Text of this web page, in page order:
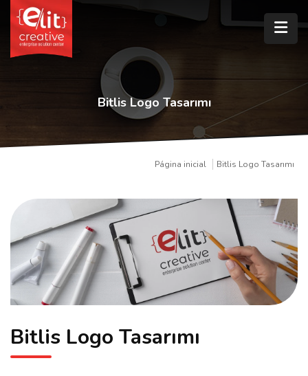
Bitlis Logo Tasarımı
Página inicial Bitlis Logo Tasarımı
Bitlis Logo Tasarımı